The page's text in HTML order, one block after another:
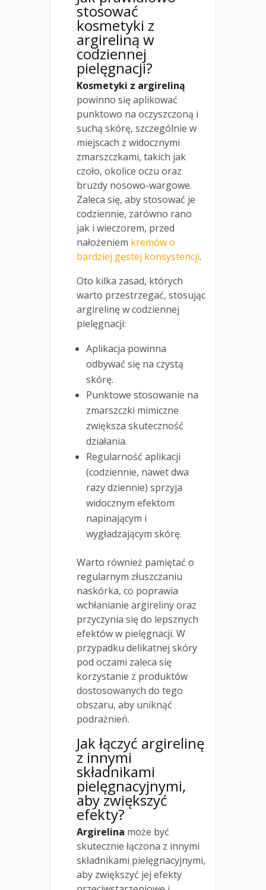
stosować
kosmetyki z
argireliną w
codziennej
pielęgnacji?
Kosmetyki z argireliną
powinno się aplikować
punktowo na oczyszczoną i
suchą skórę, szczególnie w
miejscach z widocznymi
zmarszczkami, takich jak
czoło, okolice oczu oraz
bruzdy nosowo-wargowe.
Zaleca się, aby stosować je
codziennie, zarówno rano
jak i wieczorem, przed
nałożeniem kremów o
bardziej gęstej konsystencji.
Oto kilka zasad, których
warto przestrzegać, stosując
argirelinę w codziennej
pielęgnacji:
Aplikacja powinna
odbywać się na czystą
skórę.
Punktowe stosowanie na
zmarszczki mimiczne
zwiększa skuteczność
działania.
Regularność aplikacji
(codziennie, nawet dwa
razy dziennie) sprzyja
widocznym efektom
napinającym i
wygładzającym skórę.
Warto również pamiętać o
regularnym złuszczaniu
naskórka, co poprawia
wchłanianie argireliny oraz
przyczynia się do lepsznych
efektów w pielęgnacji. W
przypadku delikatnej skóry
pod oczami zaleca się
korzystanie z produktów
dostosowanych do tego
obszaru, aby uniknąć
podrażnień.
Jak łączyć argirelinę
z innymi
składnikami
pielęgnacyjnymi,
aby zwiększyć
efekty?
Argirelina może być
skutecznie łączona z innymi
składnikami pielęgnacyjnymi,
aby zwiększyć jej efekty